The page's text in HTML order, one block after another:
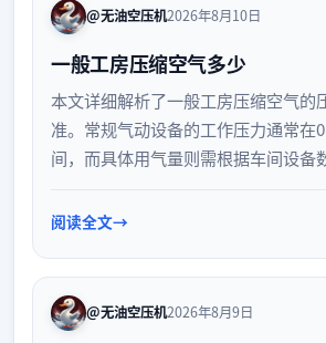
@无油空压机2026年8月10日
一般工房压缩空气多少
本文详细解析了一般工房压缩空气的
准。常规气动设备的工作压力通常在
间，而具体用气量则需根据车间设备
于企业合理配置压缩空气系统，保障
阅读全文
@无油空压机2026年8月9日